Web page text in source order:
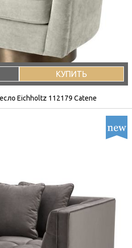
КУПИТЬ
Eichholtz 112179 Catene